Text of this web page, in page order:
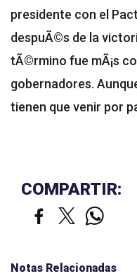
presidente con el
despuÃ©s de la
tÃ©rmino fue mÃ¡s
gobernadores.
tienen que venir por
COMPARTIR:
Notas Relacionadas